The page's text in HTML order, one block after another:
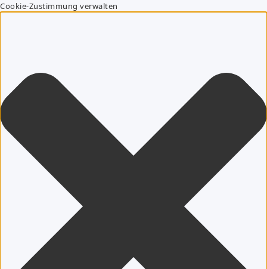
Cookie-Zustimmung verwalten